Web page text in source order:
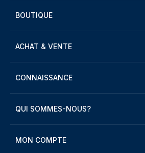
BOUTIQUE
ACHAT & VENTE
CONNAISSANCE
QUI SOMMES-NOUS?
MON COMPTE